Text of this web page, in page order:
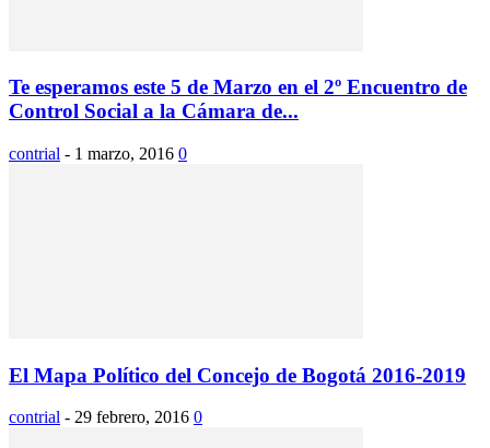
Te esperamos este 5 de Marzo en el 2º Encuentro de
Control Social a la Cámara de...
contrial - 1 marzo, 2016 0
El Mapa Político del Concejo de Bogotá 2016-2019
contrial - 29 febrero, 2016 0